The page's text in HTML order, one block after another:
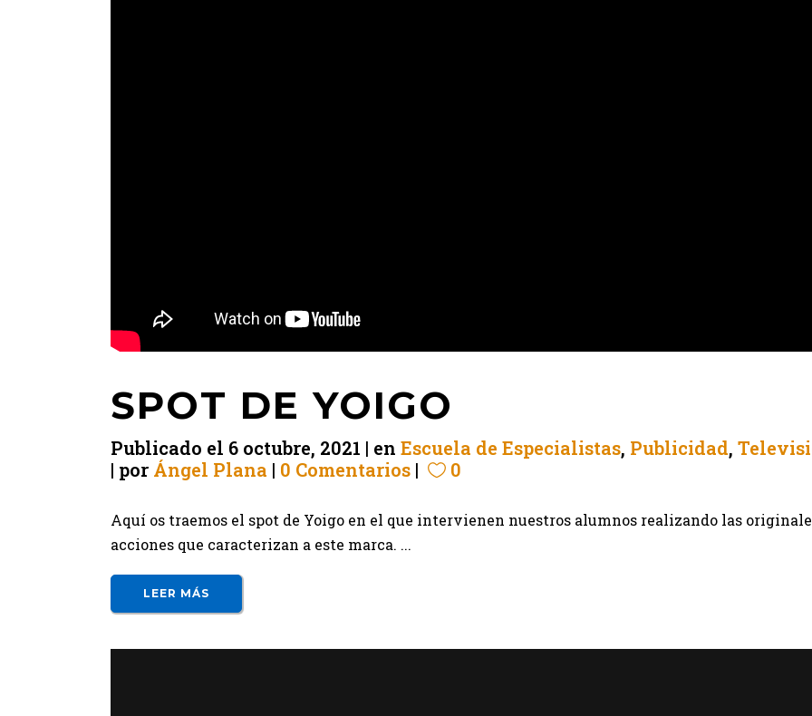
SPOT DE YOIGO
Publicado el 6 octubre, 2021 en Escuela de Especialistas, Publicidad,
por Ángel Plana 0 Comentarios 0
Aquí os traemos el spot de Yoigo en el que intervienen nuestros alumnos realizando las
acciones que caracterizan a este marca. ...
LEER MÁS